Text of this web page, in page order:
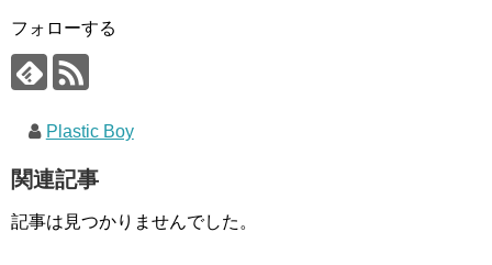
フォローする
Plastic Boy
関連記事
記事は見つかりませんでした。